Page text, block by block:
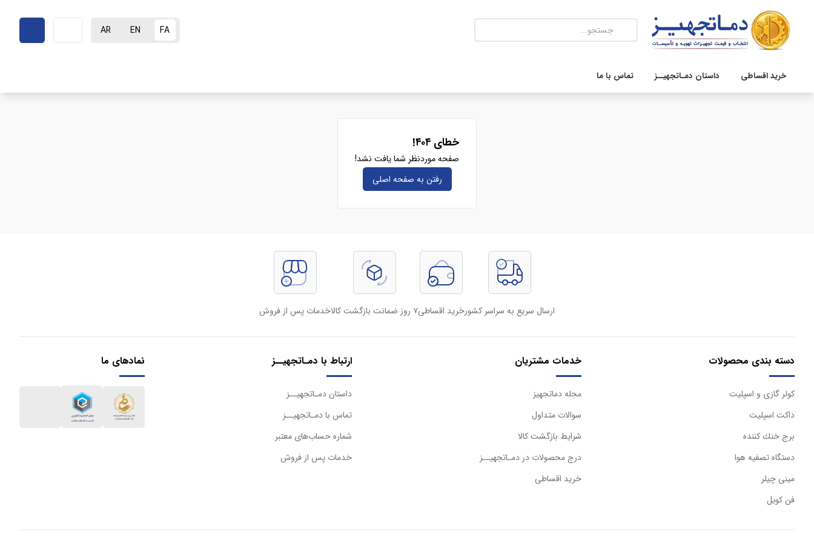
FA
EN
AR
خرید اقساطی داستان دمـاتجهیــز تماس با ما
خطای ۴۰۴!
صفحه موردنظر شما یافت نشد!
رفتن به صفحه‌ اصلی
ارسال سریع به سراسر کشورخرید اقساطی۷ روز ضمانت بازگشت کالا خدمات پس از فروش
دسته بندی محصولات
كولر گازی و اسپليت
داكت اسپليت
برج خنك كننده
دستگاه تصفيه هوا
مینی چیلر
فن کویل
خدمات مشتریان
مجله دماتجهیز
سوالات متداول
شرایط بازگشت کالا
درج محصولات در دمـاتجهیــز
خرید اقساطی
ارتباط با دمـاتجهیــز
داستان دمـاتجهیــز
تماس با دمـاتجهیــز
شماره حساب‌های معتبر
خدمات پس از فروش
نمادهای ما